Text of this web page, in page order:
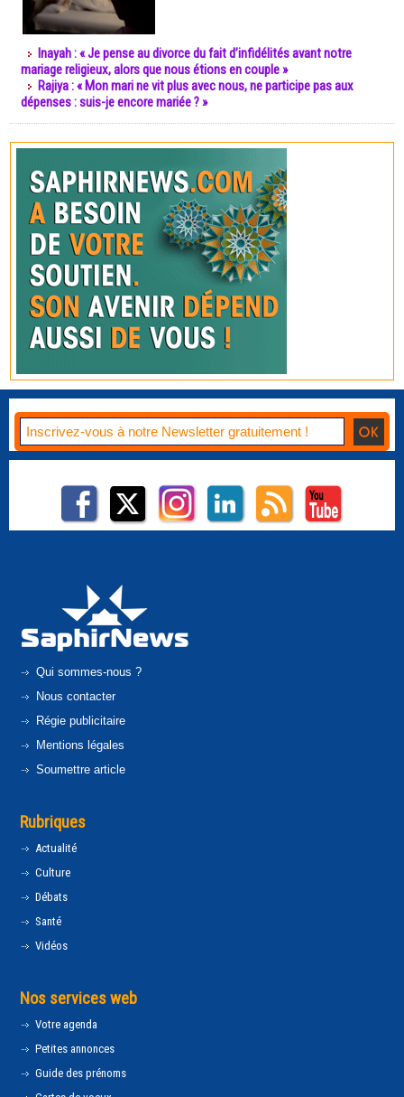
Inayah : « Je pense au divorce du fait d’infidélités avant notre
mariage religieux, alors que nous étions en couple »
Rajiya : « Mon mari ne vit plus avec nous, ne participe pas aux
dépenses : suis-je encore mariée ? »
Qui sommes-nous ?
Nous contacter
Régie publicitaire
Mentions légales
Soumettre article
Rubriques
Actualité
Culture
Débats
Santé
Vidéos
Nos services web
Votre agenda
Petites annonces
Guide des prénoms